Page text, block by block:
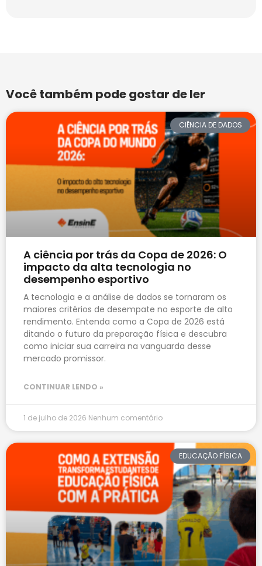
Você também pode gostar de ler
CIÊNCIA DE DADOS
A ciência por trás da Copa de 2026: O
impacto da alta tecnologia no
desempenho esportivo
A tecnologia e a análise de dados se tornaram os
maiores critérios de desempate no esporte de alto
rendimento. Entenda como a Copa de 2026 está
ditando o futuro da preparação física e descubra
como iniciar sua carreira na vanguarda desse
mercado promissor.
CONTINUAR LENDO »
1 de julho de 2026 Nenhum comentário
EDUCAÇÃO FÍSICA